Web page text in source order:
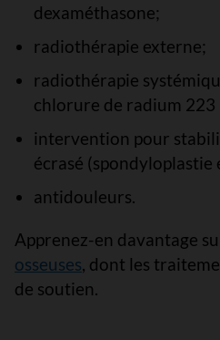
dexaméthasone;
radiothérapie externe;
radiothérapie
chlorure de radium 223
intervention pour
écrasé (spondyloplastie
antidouleurs.
Apprenez-en davantage
osseuses, dont les
de soutien.